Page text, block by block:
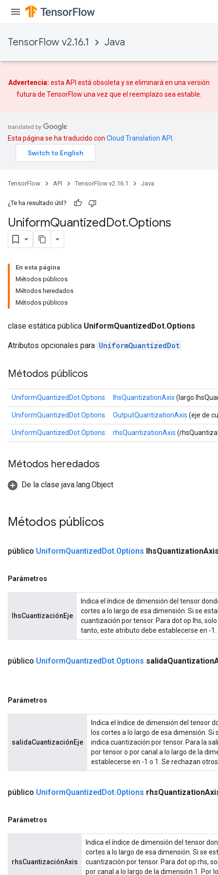
TensorFlow v2.16.1 Java
Advertencia: esta API está obsoleta y se eliminará en una versión
futura de TensorFlow una vez que el reemplazo sea estable.
Esta página se ha traducido con Cloud Translation API
TensorFlow API TensorFlow v2.16.1 Java
¿Te ha resultado útil?
UniformQuantizedDot.Options
En esta página
Métodos públicos
Métodos heredados
Métodos públicos
clase estática pública UniformQuantizedDot.Options
Atributos opcionales para UniformQuantizedDot
Métodos públicos
UniformQuantizedDot.Options lhsQuantizationAxis (largo
UniformQuantizedDot.Options OutputQuantizationAxis (eje de
UniformQuantizedDot.Options rhsQuantizationAxis
Métodos heredados
De la clase java.lang.Object
Métodos públicos
público UniformQuantizedDot.Options lhsQuantization
Parámetros
lhsCuantizaciónEje
Indica el índice de dimensión del tensor
cortes a lo largo de esa dimensión. Si se
cuantización por tensor. Para dot op lhs,
tanto, este atributo debe establecerse en -
público UniformQuantizedDot.Options salidaQuantization
Parámetros
salidaCuantizaciónEje
Indica el índice de dimensión del tensor
los cortes a lo largo de esa dimensión.
indica cuantización por tensor. Para la
por tensor o por canal a lo largo de la
establecerse en -1 o 1. Se rechazan
público UniformQuantizedDot.Options rhsQuantization
Parámetros
rhsCuantizaciónAxis
Indica el índice de dimensión del tensor
cortes a lo largo de esa dimensión. Si se
cuantización por tensor. Para dot op rhs,
por canal a lo largo de la dimensión 1. Por